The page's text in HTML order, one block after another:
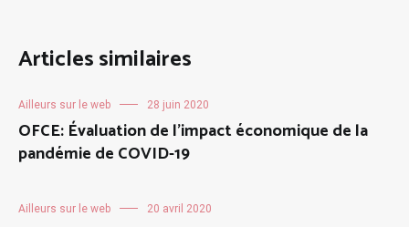
Articles similaires
Ailleurs sur le web 28 juin 2020
OFCE: Évaluation de l’impact économique de la
pandémie de COVID-19
Ailleurs sur le web 20 avril 2020